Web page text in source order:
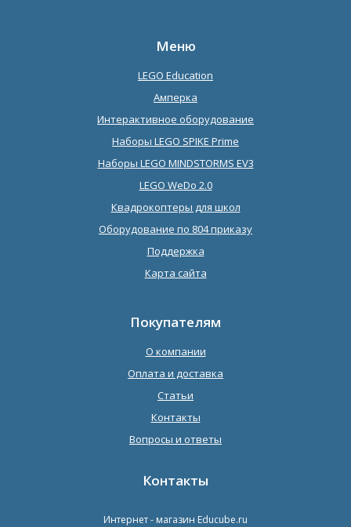
Меню
LEGO Education
Амперка
Интерактивное оборудование
Наборы LEGO SPIKE Prime
Наборы LEGO MINDSTORMS EV3
LEGO WeDo 2.0
Квадрокоптеры для школ
Оборудование по 804 приказу
Поддержка
Карта сайта
Покупателям
О компании
Оплата и доставка
Статьи
Контакты
Вопросы и ответы
Контакты
Интернет - магазин Educube.ru